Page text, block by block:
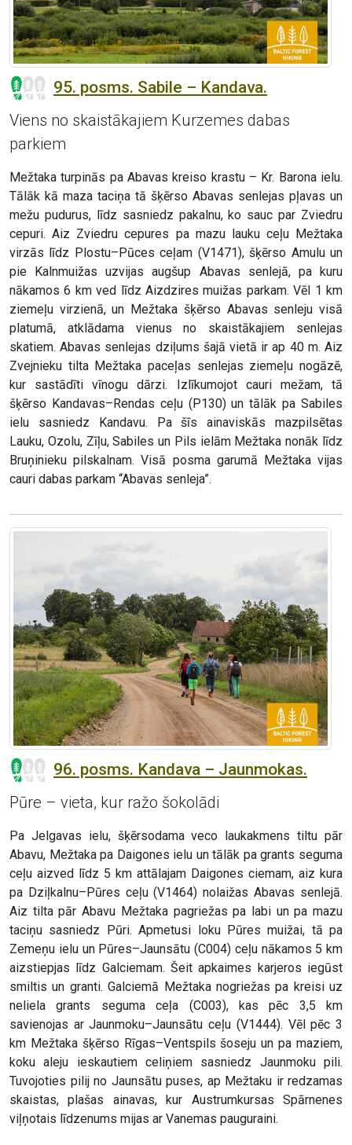
95. posms. Sabile – Kandava.
Viens no skaistākajiem Kurzemes dabas
parkiem
Mežtaka turpinās pa Abavas kreiso krastu – Kr. Barona ielu.
Tālāk kā maza taciņa tā šķērso Abavas senlejas pļavas un
mežu pudurus, līdz sasniedz pakalnu, ko sauc par Zviedru
cepuri. Aiz Zviedru cepures pa mazu lauku ceļu Mežtaka
virzās līdz Plostu–Pūces ceļam (V1471), šķērso Amulu un
pie Kalnmuižas uzvijas augšup Abavas senlejā, pa kuru
nākamos 6 km ved līdz Aizdzires muižas parkam. Vēl 1 km
ziemeļu virzienā, un Mežtaka šķērso Abavas senleju visā
platumā, atklādama vienus no skaistākajiem senlejas
skatiem. Abavas senlejas dziļums šajā vietā ir ap 40 m. Aiz
Zvejnieku tilta Mežtaka paceļas senlejas ziemeļu nogāzē,
kur sastādīti vīnogu dārzi. Izlīkumojot cauri mežam, tā
šķērso Kandavas–Rendas ceļu (P130) un tālāk pa Sabiles
ielu sasniedz Kandavu. Pa šīs ainaviskās mazpilsētas
Lauku, Ozolu, Zīļu, Sabiles un Pils ielām Mežtaka nonāk līdz
Bruņinieku pilskalnam. Visā posma garumā Mežtaka vijas
cauri dabas parkam “Abavas senleja”.
96. posms. Kandava – Jaunmokas.
Pūre – vieta, kur ražo šokolādi
Pa Jelgavas ielu, šķērsodama veco laukakmens tiltu pār
Abavu, Mežtaka pa Daigones ielu un tālāk pa grants seguma
ceļu aizved līdz 5 km attālajam Daigones ciemam, aiz kura
pa Dziļkalnu–Pūres ceļu (V1464) nolaižas Abavas senlejā.
Aiz tilta pār Abavu Mežtaka pagriežas pa labi un pa mazu
taciņu sasniedz Pūri. Apmetusi loku Pūres muižai, tā pa
Zemeņu ielu un Pūres–Jaunsātu (C004) ceļu nākamos 5 km
aizstiepjas līdz Galciemam. Šeit apkaimes karjeros iegūst
smiltis un granti. Galciemā Mežtaka nogriežas pa kreisi uz
neliela grants seguma ceļa (C003), kas pēc 3,5 km
savienojas ar Jaunmoku–Jaunsātu ceļu (V1444). Vēl pēc 3
km Mežtaka šķērso Rīgas–Ventspils šoseju un pa maziem,
koku aleju ieskautiem celiņiem sasniedz Jaunmoku pili.
Tuvojoties pilij no Jaunsātu puses, ap Mežtaku ir redzamas
skaistas, plašas ainavas, kur Austrumkursas Spārnenes
viļņotais līdzenums mijas ar Vanemas pauguraini.